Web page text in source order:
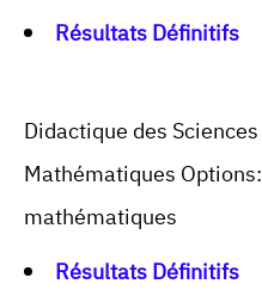
Résultats Définitifs
Didactique des
Mathématiques
mathématiques
Résultats Définitifs